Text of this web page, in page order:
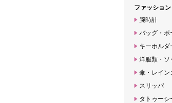
ファッション
腕時計
バッグ・ポ
キーホルダ
洋服類・ソ
傘・レイン
スリッパ
タトゥーシ